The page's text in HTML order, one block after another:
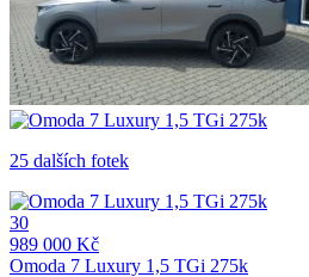
25 dalších fotek
30
989 000 Kč
Omoda 7 Luxury 1,5 TGi 275k